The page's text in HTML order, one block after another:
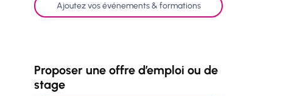
Ajoutez vos événements & formations
Proposer une offre d’emploi ou de
stage